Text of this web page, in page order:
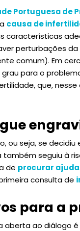
Portuguesa de
causa de
características
perturbações
comum). Em
para o
que,
ou seja, se
também seguiu à
de procurar ajuda
consulta de
para a
aberta ao diálogo